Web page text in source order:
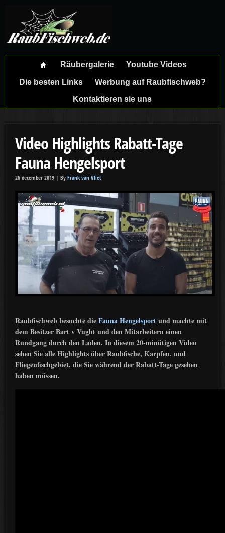
Räubergalerie
Youtube Videos
Die besten Links
Werbung auf Raubfischweb?
Kontaktieren sie uns
Video Highlights Rabatt-Tage
Fauna Hengelsport
26 december 2019 | By Frank van Vliet
Raubfischweb besuchte dieFauna Hengelsportund machte mit
dem Besitzer Bart v Vught und den Mitarbeitern einen
Rundgang durch den Laden. In diesem 20-minütigen Video
sehen Sie alle Highlights über Raubfische, Karpfen, und
Fliegenfischgebiet, die Sie während der Rabatt-Tage gesehen
haben müssen.